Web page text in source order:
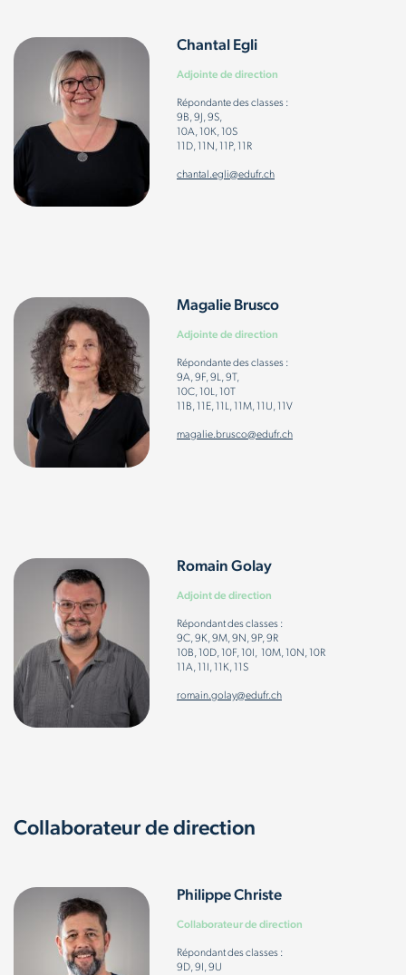
Chantal Egli
Adjointe de direction
Répondante des classes :
9B, 9J, 9S,
10A, 10K, 10S
11D, 11N, 11P, 11R
chantal.egli@edufr.ch
Magalie Brusco
Adjointe de direction
Répondante des classes :
9A, 9F, 9L, 9T,
10C, 10L, 10T
11B, 11E, 11L, 11M, 11U, 11V
magalie.brusco@edufr.ch
Romain Golay
Adjoint de direction
Répondant des classes :
9C, 9K, 9M, 9N, 9P, 9R
10B, 10D, 10F, 10I, 10M, 10N, 10R
11A, 11I, 11K, 11S
romain.golay@edufr.ch
Collaborateur de direction
Philippe Christe
Collaborateur de direction
Répondant des classes :
9D, 9I, 9U